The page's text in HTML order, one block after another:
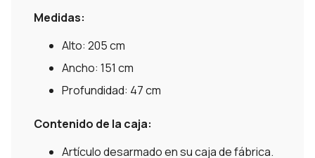
Medidas:
Alto: 205 cm
Ancho: 151 cm
Profundidad: 47 cm
Contenido de la caja:
Artículo desarmado en su caja de fábrica.